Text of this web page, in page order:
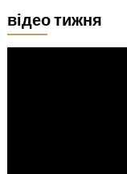
відео тижня